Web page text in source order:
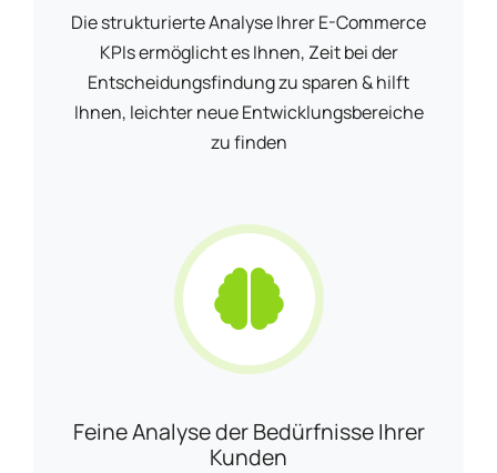
Die strukturierte Analyse Ihrer E-Commerce
KPIs ermöglicht es Ihnen, Zeit bei der
Entscheidungsfindung zu sparen & hilft
Ihnen, leichter neue Entwicklungsbereiche
zu finden
Feine Analyse der Bedürfnisse Ihrer
Kunden